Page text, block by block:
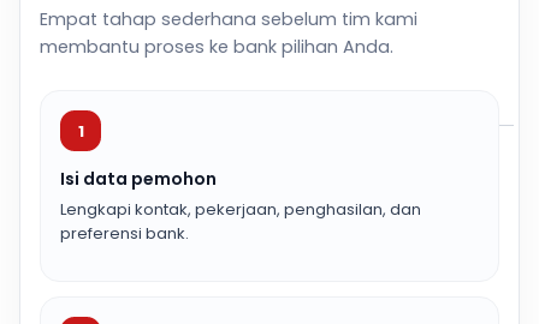
Empat tahap sederhana sebelum tim kami
membantu proses ke bank pilihan Anda.
1
Isi data pemohon
Lengkapi kontak, pekerjaan, penghasilan, dan
preferensi bank.